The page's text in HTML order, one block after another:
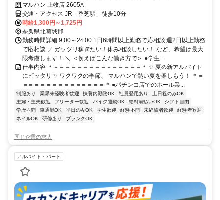
マルハン 上牧店 2605A
交通・アクセス JR「香芝駅」徒歩10分
時給1,300円～1,725円
奈良県北葛城郡
勤務時間詳細 9:00～24:00 1日6時間以上勤務で応相談 週2日以上勤務
で応相談 ／ ガッツリ稼ぎたい！休み相談したい！ など、希望は最大
限考慮します！ ＼ ＜例えばこんな働き方で＞ ●学生...
仕事内容 ＊＝＝＝＝＝＝＝＝＝＝＝＝＝＝＝＊ ✨ 夏の新アルバイト
にピッタリ ✨ ワクワクの季節、 マルハンで熱い夏を楽しもう！ ＊＝
＝＝＝＝＝＝＝＝＝＝＝＝＝＝＊ ●パチンコ店でのホール業...
制服あり 業界未経験者歓迎 扶養内勤務OK 社員登用あり
土日祝のみOK
主婦・主夫歓迎
フリーター歓迎 バイク通勤OK 給料前払いOK
シフト自由
学歴不問
車通勤OK 平日のみOK 学生歓迎 経験不問 未経験者歓迎
経験者歓迎
ネイルOK
研修あり ブランクOK
同じ企業の求人
アルバイト・パート